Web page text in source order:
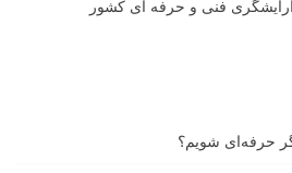
حرفه‌ای شویم؟